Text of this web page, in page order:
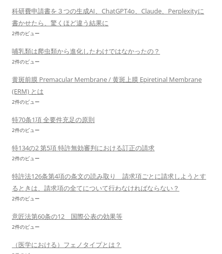
科研費申請書を３つの生成AI、ChatGPT4o、Claude、Perplexityに
書かせたら、驚くほど違う結果に
2件のビュー
哺乳類は爬虫類から進化したわけではなかったの？
2件のビュー
黄斑前膜 Premacular Membrane / 黄斑上膜 Epiretinal Membrane
(ERM) とは
2件のビュー
特70条1項 全要件充足の原則
2件のビュー
特134の2 第5項 特許無効審判における訂正の請求
2件のビュー
特許法126条第4項の条文の読み取り 請求項ごとに請求しようとす
るときは、請求項の全てについて行わなければならない？
2件のビュー
意匠法第60条の12 国際公表の効果等
2件のビュー
（医学における）フェノタイプとは？